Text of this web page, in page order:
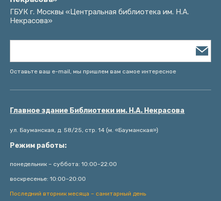
ГБУК г. Москвы «Центральная библиотека им. Н.А.
Некрасова»
Оставьте ваш e-mail, мы пришлем вам самое интересное
Главное здание Библиотеки им. Н.А. Некрасова
ул. Бауманская, д. 58/25, стр. 14 (м. «Бауманская»)
Режим работы:
понедельник – суббота: 10:00–22:00
воскресенье: 10:00–20:00
Последний вторник месяца – санитарный день